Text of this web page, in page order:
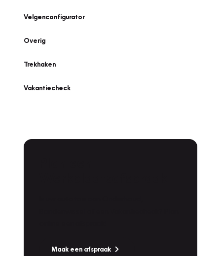
Velgenconfigurator
Overig
Trekhaken
Vakantiecheck
Maak een afspraak